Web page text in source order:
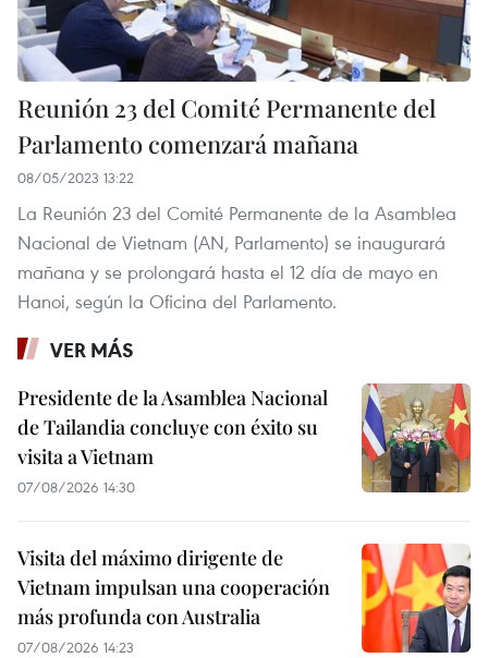
Reunión 23 del Comité Permanente del
Parlamento comenzará mañana
08/05/2023 13:22
La Reunión 23 del Comité Permanente de la Asamblea
Nacional de Vietnam (AN, Parlamento) se inaugurará
mañana y se prolongará hasta el 12 día de mayo en
Hanoi, según la Oficina del Parlamento.
VER MÁS
Presidente de la Asamblea Nacional
de Tailandia concluye con éxito su
visita a Vietnam
07/08/2026 14:30
Visita del máximo dirigente de
Vietnam impulsan una cooperación
más profunda con Australia
07/08/2026 14:23